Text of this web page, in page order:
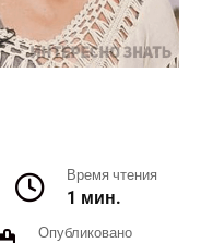
Время чтения
1 мин.
Опубликовано